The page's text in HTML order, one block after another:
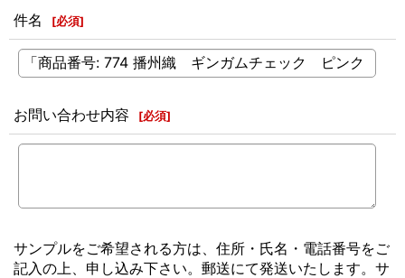
件名 [必須]
お問い合わせ内容 [必須]
サンプルをご希望される方は、住所・氏名・電話番号をご
記入の上、申し込み下さい。郵送にて発送いたします。サ